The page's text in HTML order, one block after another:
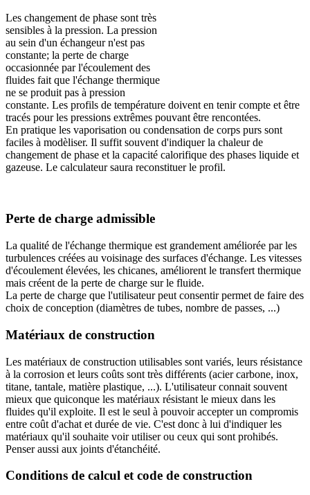
Les changement de phase sont très
sensibles à la pression. La pression
au sein d'un échangeur n'est pas
constante; la perte de charge
occasionnée par l'écoulement des
fluides fait que l'échange thermique
ne se produit pas à pression
constante. Les profils de température doivent en tenir compte et être
tracés pour les pressions extrêmes pouvant être rencontées.
En pratique les vaporisation ou condensation de corps purs sont
faciles à modèliser. Il suffit souvent d'indiquer la chaleur de
changement de phase et la capacité calorifique des phases liquide et
gazeuse. Le calculateur saura reconstituer le profil.
Perte de charge admissible
La qualité de l'échange thermique est grandement améliorée par les
turbulences créées au voisinage des surfaces d'échange. Les vitesses
d'écoulement élevées, les chicanes, améliorent le transfert thermique
mais créent de la perte de charge sur le fluide.
La perte de charge que l'utilisateur peut consentir permet de faire des
choix de conception (diamètres de tubes, nombre de passes, ...)
Matériaux de construction
Les matériaux de construction utilisables sont variés, leurs résistance
à la corrosion et leurs coûts sont très différents (acier carbone, inox,
titane, tantale, matière plastique, ...). L'utilisateur connait souvent
mieux que quiconque les matériaux résistant le mieux dans les
fluides qu'il exploite. Il est le seul à pouvoir accepter un compromis
entre coût d'achat et durée de vie. C'est donc à lui d'indiquer les
matériaux qu'il souhaite voir utiliser ou ceux qui sont prohibés.
Penser aussi aux joints d'étanchéité.
Conditions de calcul et code de construction